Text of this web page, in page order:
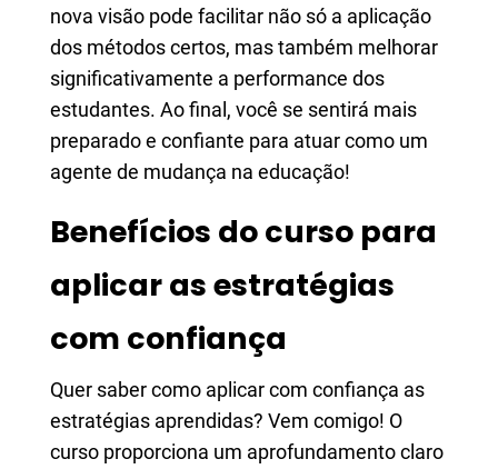
nova visão pode facilitar não só a aplicação
dos métodos certos, mas também melhorar
significativamente a performance dos
estudantes. Ao final, você se sentirá mais
preparado e confiante para atuar como um
agente de mudança na educação!
Benefícios do curso para
aplicar as estratégias
com confiança
Quer saber como aplicar com confiança as
estratégias aprendidas? Vem comigo! O
curso proporciona um aprofundamento claro